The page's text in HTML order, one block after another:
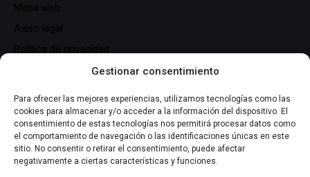
Gestionar consentimiento
Para ofrecer las mejores experiencias, utilizamos tecnologías como las
cookies para almacenar y/o acceder a la información del dispositivo. El
consentimiento de estas tecnologías nos permitirá procesar datos como
el comportamiento de navegación o las identificaciones únicas en este
sitio. No consentir o retirar el consentimiento, puede afectar
negativamente a ciertas características y funciones.
Mapa web
Aviso legal
Política de privacidad
Política de cookies
DATOS DE CONTACTO
C/ Serrallers, 25,
43700 El Vendrell (Tarragona)
info@lasmiliuna.com